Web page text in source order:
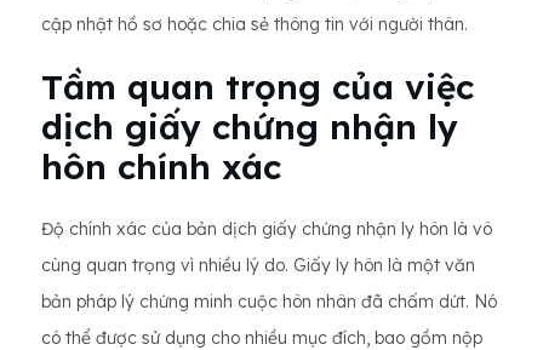
cập nhật hồ sơ hoặc chia sẻ thông tin với người thân.
Tầm quan trọng của việc
dịch giấy chứng nhận ly
hôn chính xác
Độ chính xác của bản dịch giấy chứng nhận ly hôn là vô
cùng quan trọng vì nhiều lý do. Giấy ly hôn là một văn
bản pháp lý chứng minh cuộc hôn nhân đã chấm dứt. Nó
có thể được sử dụng cho nhiều mục đích, bao gồm nộp